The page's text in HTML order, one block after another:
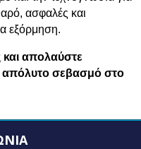
ασφαλές και
εξόρμηση.
και απολαύστε
απόλυτο σεβασμό στο